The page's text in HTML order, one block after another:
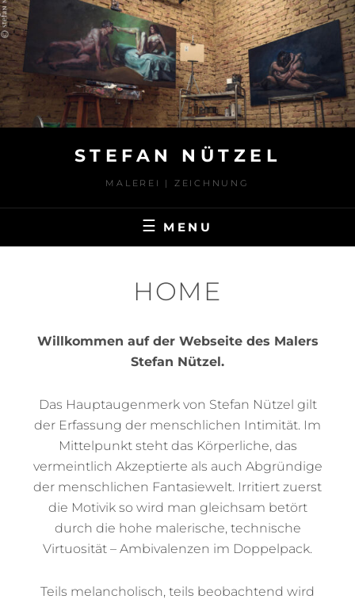
Skip
to
content
STEFAN NÜTZEL
MALEREI | ZEICHNUNG
MENU
HOME
Willkommen auf der Webseite des Malers
Stefan Nützel.
Das Hauptaugenmerk von Stefan Nützel gilt
der Erfassung der menschlichen Intimität. Im
Mittelpunkt steht das Körperliche, das
vermeintlich Akzeptierte als auch Abgründige
der menschlichen Fantasiewelt. Irritiert zuerst
die Motivik so wird man gleichsam betört
durch die hohe malerische, technische
Virtuosität – Ambivalenzen im Doppelpack.
Teils melancholisch, teils beobachtend wird